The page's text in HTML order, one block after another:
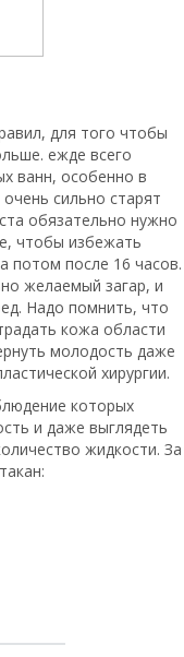
для того чтобы
ежде всего
ванн, особенно в
сильно старят
обязательно нужно
чтобы избежать
потом после 16 часов.
желаемый загар, и
Надо помнить, что
кожа области
молодость даже
хирургии.
которых
и даже выглядеть
жидкости. За